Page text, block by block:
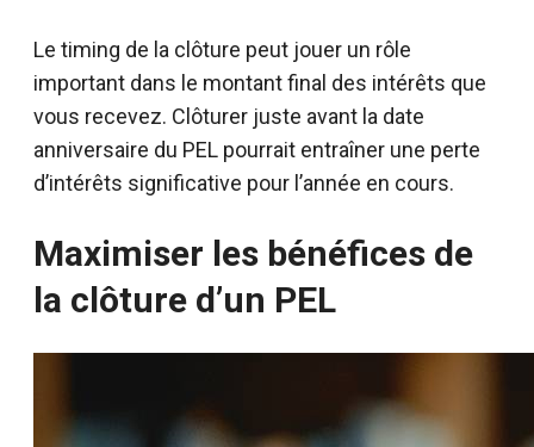
Le timing de la clôture peut jouer un rôle
important dans le montant final des intérêts que
vous recevez. Clôturer juste avant la date
anniversaire du PEL pourrait entraîner une perte
d’intérêts significative pour l’année en cours.
Maximiser les bénéfices de
la clôture d’un PEL